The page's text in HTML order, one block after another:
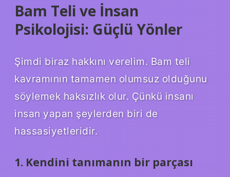
Bam Teli ve İnsan
Psikolojisi: Güçlü Yönler
Şimdi biraz hakkını verelim. Bam teli
kavramının tamamen olumsuz olduğunu
söylemek haksızlık olur. Çünkü insanı
insan yapan şeylerden biri de
hassasiyetleridir.
1. Kendini tanımanın bir parçası